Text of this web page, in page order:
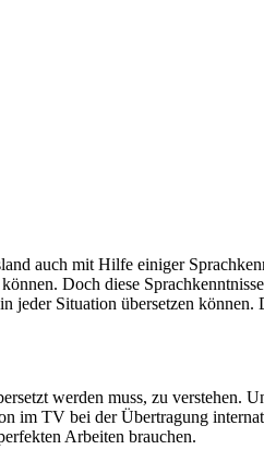
auch mit Hilfe einiger
Doch diese
Situation übersetzen
werden muss, zu verstehen.
im TV bei der Übertragung
Arbeiten brauchen.